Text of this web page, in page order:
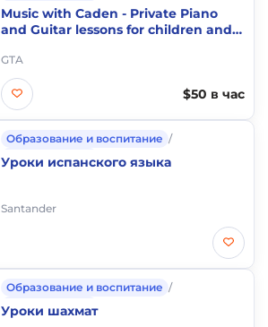
Частные уроки
Music with Caden - Private Piano
and Guitar lessons for children and
GTA
$50 в час
Образование и воспитание /
Частные уроки
Уроки испанского языка
Santander
Образование и воспитание /
Частные уроки
Уроки шахмат